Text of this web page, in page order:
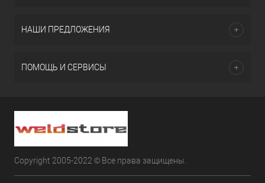
НАШИ ПРЕДЛОЖЕНИЯ
ПОМОЩЬ И СЕРВИСЫ
Copyright 2005-2022 © Все права защищены.